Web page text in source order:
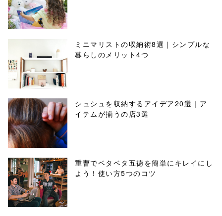
ミニマリストの収納術8選｜シンプルな
暮らしのメリット4つ
シュシュを収納するアイデア20選｜ア
イテムが揃うの店3選
重曹でベタベタ五徳を簡単にキレイにし
よう！使い方5つのコツ